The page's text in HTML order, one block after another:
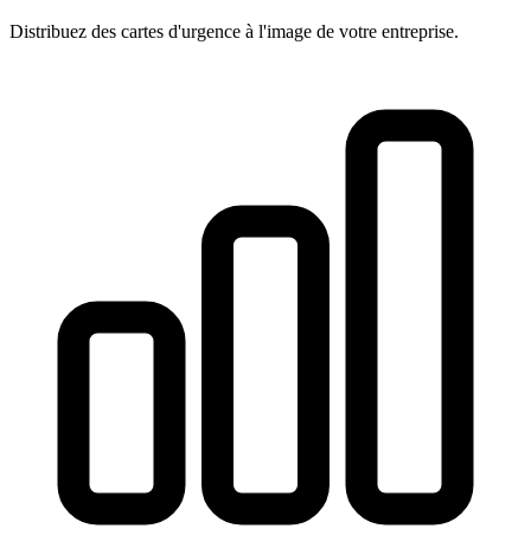
Distribuez des cartes d'urgence à l'image de votre entreprise.